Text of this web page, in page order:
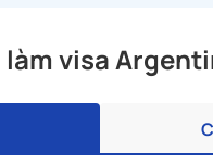
làm visa